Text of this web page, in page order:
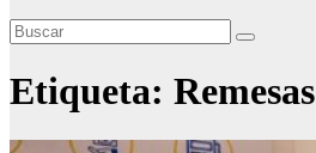
Etiqueta: Remesas